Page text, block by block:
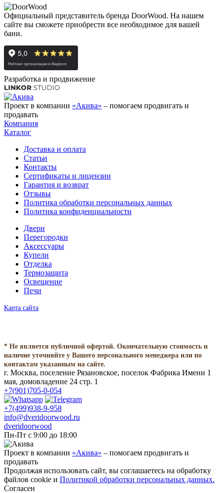
Официальный представитель бренда DoorWood. На нашем
сайте вы сможете приобрести все необходимое для вашей
бани.
Разработка и продвижение
Проект в компании «Акива» – помогаем продвигать и
продавать
Компания
Каталог
Доставка и оплата
Статьи
Контакты
Сертификаты и лицензии
Гарантия и возврат
Отзывы
Политика обработки персональных данных
Политика конфиденциальности
Двери
Перегородки
Аксессуары
Купели
Отделка
Термозащита
Освещение
Печи
Карта сайта
* Не является публичной офертой. Окончательную стоимость и
наличие уточняйте у Вашего персонального менеджера или по
контактам указанным на сайте.
г. Москва, поселение Рязановское, поселок Фабрика Имени 1
мая, домовладение 24 стр. 1
+7(901)705-0-054
+7(499)938-9-958
info@dveridoorwood.ru
dveridoorwood
Пн-Пт с 9:00 до 18:00
Проект в компании «Акива» – помогаем продвигать и
продавать
Продолжая использовать сайт, вы соглашаетесь на обработку
файлов cookie и Политикой обработки персональных данных.
Согласен